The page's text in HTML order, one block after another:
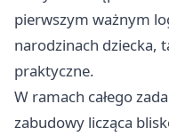
pierwszym ważnym
narodzinach dziecka,
praktyczne.
W ramach całego
zabudowy licząca